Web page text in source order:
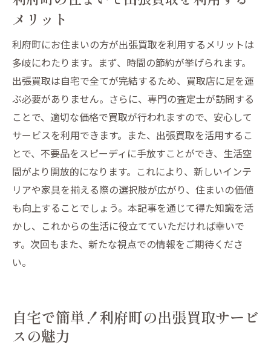
メリット
利府町にお住まいの方が出張買取を利用するメリットは
多岐にわたります。まず、時間の節約が挙げられます。
出張買取は自宅で全てが完結するため、買取店に足を運
ぶ必要がありません。さらに、専門の査定士が訪問する
ことで、適切な価格で買取が行われますので、安心して
サービスを利用できます。また、出張買取を活用するこ
とで、不要品をスピーディに手放すことができ、生活空
間がより開放的になります。これにより、新しいインテ
リアや家具を揃える際の選択肢が広がり、住まいの価値
も向上することでしょう。本記事を通じて得た知識を活
かし、これからの生活に役立てていただければ幸いで
す。次回もまた、新たな視点での情報をご期待くださ
い。
自宅で簡単！利府町の出張買取サービ
スの魅力